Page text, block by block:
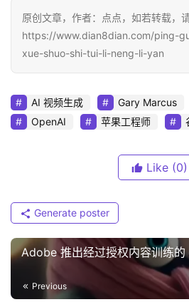
原创文章，作者：点点，如若转载，
https://www.dian8dian.com/ping-
xue-shuo-shi-tui-li-neng-li-yan
AI 视频生成 Gary Marcus
OpenAI
苹果工程师
Like (0)
Generate poster
Adobe 推出经过授权内容训练的
Previous